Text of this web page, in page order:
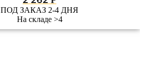
ПОД ЗАКАЗ 2-4 ДНЯ
На складе >4